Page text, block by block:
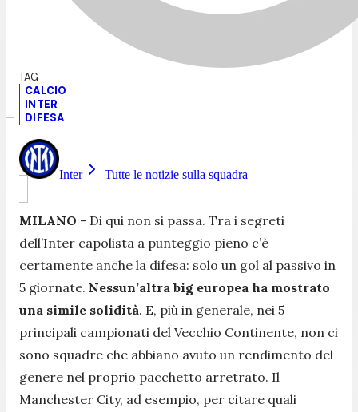
CALCIO
INTER
DIFESA
Inter Tutte le notizie sulla squadra
MILANO - Di qui non si passa. Tra i segreti
dell’Inter capolista a punteggio pieno c’è
certamente anche la difesa: solo un gol al passivo in
5 giornate. Nessun’altra big europea ha mostrato
una simile solidità. E, più in generale, nei 5
principali campionati del Vecchio Continente, non ci
sono squadre che abbiano avuto un rendimento del
genere nel proprio pacchetto arretrato. Il
Manchester City, ad esempio, per citare quali